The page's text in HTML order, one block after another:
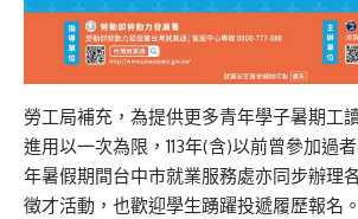
勞工局補充，為提供更多青年學子暑期工
進用以一次為限，113年(含)以前曾參加過
年暑假期間台中市就業服務處亦同步辦理
徵才活動，也歡迎學生踴躍投遞履歷報名。